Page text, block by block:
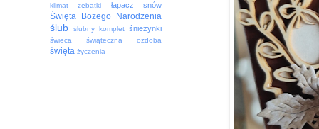
klimat
zębatki łapacz snów
Święta Bożego Narodzenia
ślub ślubny komplet śnieżynki
świeca świąteczna ozdoba
święta życzenia